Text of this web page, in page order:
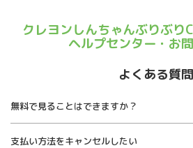
クレヨンしんちゃんぶりぶり
ヘルプセンター・お
よくある質問
無料で見ることはできますか？
支払い方法をキャンセルしたい